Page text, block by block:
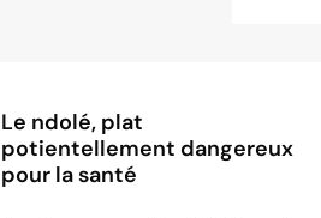
Le ndolé, plat
potientellement dangereux
pour la santé